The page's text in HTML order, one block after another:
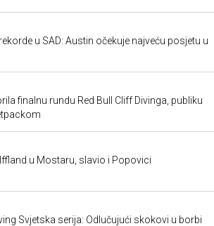
u SAD: Austin očekuje najveću posjetu u
finalnu rundu Red Bull Cliff Divinga, publiku
u Mostaru, slavio i Popovici
Svjetska serija: Odlučujući skokovi u borbi